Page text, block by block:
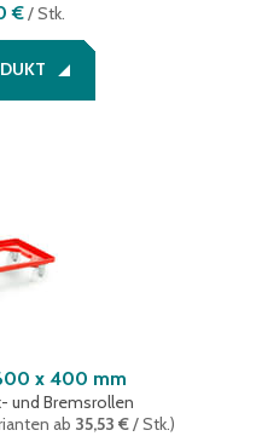
€/ Stk.
x 400 mm
und Bremsrollen
ab 35,53 €/ Stk.)